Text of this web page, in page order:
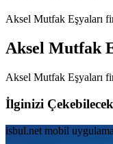
Aksel Mutfak Eşyaları
Aksel Mutfak
Aksel Mutfak Eşyaları
İlginizi
isbul.net mobil